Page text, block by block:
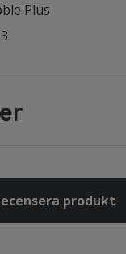
Plus
produkt